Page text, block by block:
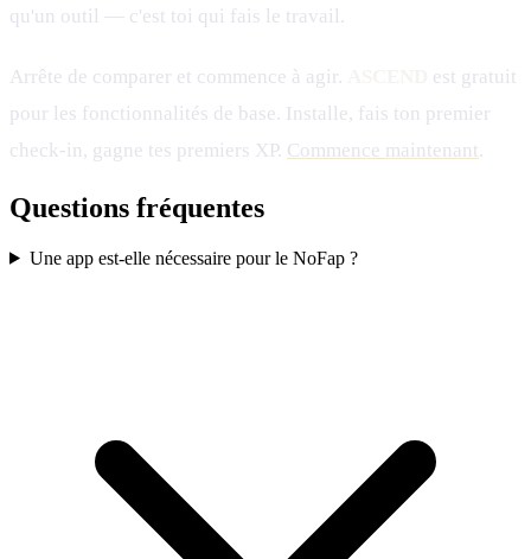
qu'un outil — c'est toi qui fais le travail.
Arrête de comparer et commence à agir.
est gratuit
pour les fonctionnalités de base. Installe, fais ton premier
check-in, gagne tes premiers XP. Commence maintenant.
Questions fréquentes
Une app est-elle nécessaire pour le NoFap ?